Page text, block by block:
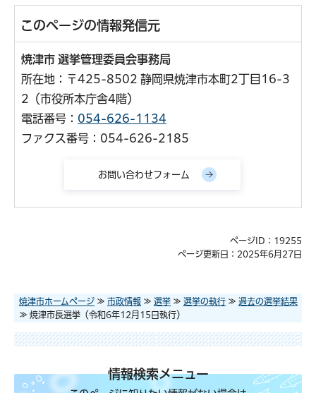
このページの情報発信元
焼津市 選挙管理委員会事務局
所在地：〒425-8502 静岡県焼津市本町2丁目16-3
2（市役所本庁舎4階）
電話番号： 054-626-1134
ファクス番号：054-626-2185
ページID：19255
ページ更新日：2025年6月27日
焼津市ホームページ ≫ 市政情報 ≫ 選挙 ≫ 選挙の執行 ≫ 過去の選挙結果
≫ 焼津市長選挙（令和6年12月15日執行）
情報検索メニュー